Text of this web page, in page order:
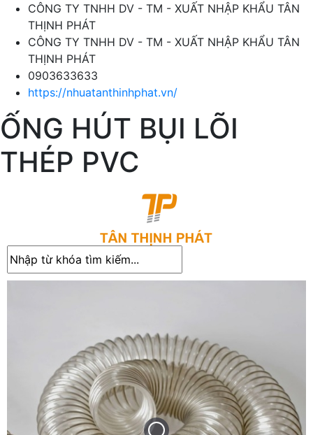
CÔNG TY TNHH DV - TM - XUẤT NHẬP KHẨU TÂN
THỊNH PHÁT
CÔNG TY TNHH DV - TM - XUẤT NHẬP KHẨU TÂN
THỊNH PHÁT
0903633633
https://nhuatanthinhphat.vn/
ỐNG HÚT BỤI LÕI
THÉP PVC